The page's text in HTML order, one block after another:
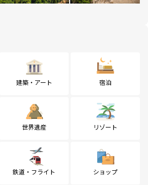
建築・アート 宿泊
世界遺産 リゾート
鉄道・フライト ショップ